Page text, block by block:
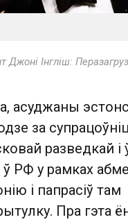
Джоні Інгліш:
асуджаны
за
разведкай і
РФ у рамках
і папрасіў там
Пра гэта